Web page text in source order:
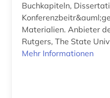
marxismus (1)
medienkompetenz (1)
Buchkapiteln,
Materialien. Anbieter
Rutgers, The State
Mehr Informationen